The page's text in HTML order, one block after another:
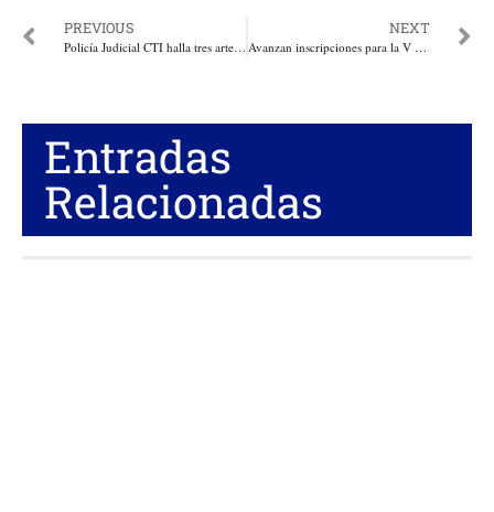
PREVIOUS
Policía Judicial CTI halla tres artefactos explosivos en zona rural de Florencia, Caquetá
NEXT
Avanzan inscripciones para la V versión del premio regional GEMAS, impulsado por las autoridades ambientales del Caribe
Entradas
Relacionadas